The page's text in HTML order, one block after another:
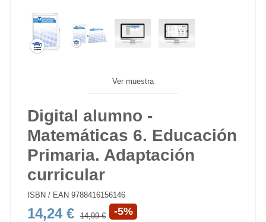
Ver muestra
Digital alumno -
Matemáticas 6. Educación
Primaria. Adaptación
curricular
ISBN / EAN 9788416156146
14,24 € 14,99 € -5%